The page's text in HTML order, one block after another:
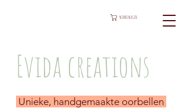
Evida creations
WINKELWAGEN
Unieke, handgemaakte oorbellen